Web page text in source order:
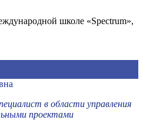
школе «Spectrum»,
в области управления
проектами